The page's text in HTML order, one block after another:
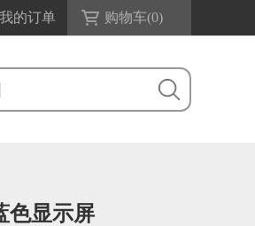
我的订单 购物车(0)
色显示屏